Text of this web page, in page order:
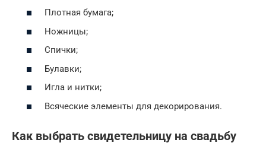
Плотная бумага;
Ножницы;
Спички;
Булавки;
Игла и нитки;
Всяческие элементы для декорирования.
Как выбрать свидетельницу на свадьбу